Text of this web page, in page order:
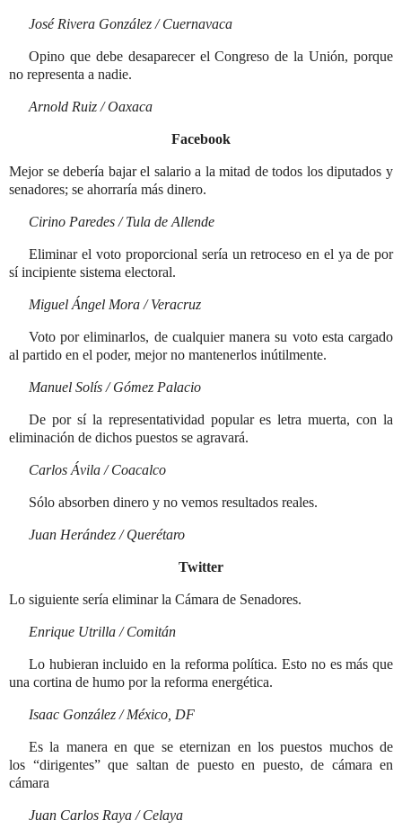
José Rivera González / Cuernavaca
Opino que debe desaparecer el Congreso de la Unión, porque
no representa a nadie.
Arnold Ruiz / Oaxaca
Facebook
Mejor se debería bajar el salario a la mitad de todos los diputados y
senadores; se ahorraría más dinero.
Cirino Paredes / Tula de Allende
Eliminar el voto proporcional sería un retroceso en el ya de por
sí incipiente sistema electoral.
Miguel Ángel Mora / Veracruz
Voto por eliminarlos, de cualquier manera su voto esta cargado
al partido en el poder, mejor no mantenerlos inútilmente.
Manuel Solís / Gómez Palacio
De por sí la representatividad popular es letra muerta, con la
eliminación de dichos puestos se agravará.
Carlos Ávila / Coacalco
Sólo absorben dinero y no vemos resultados reales.
Juan Herández / Querétaro
Twitter
Lo siguiente sería eliminar la Cámara de ­Senadores.
Enrique Utrilla / Comitán
Lo hubieran incluido en la reforma política. Esto no es más que
una cortina de humo por la reforma energética.
Isaac González / México, DF
Es la manera en que se eternizan en los puestos muchos de
los
dirigentes que saltan de puesto en puesto, de cámara en
cámara
Juan Carlos Raya / Celaya